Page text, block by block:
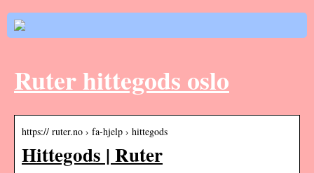
Ruter hittegods oslo
https:// ruter.no › fa-hjelp › hittegods
Hittegods | Ruter